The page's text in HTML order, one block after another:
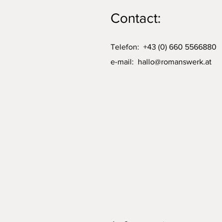
Contact:
Telefon: +43 (0) 660 5566880
e-mail: hallo@romanswerk.at